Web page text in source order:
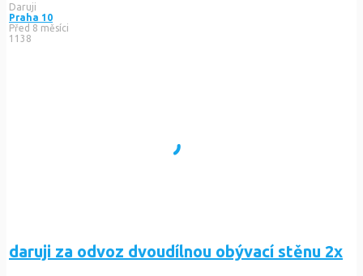
Daruji
Praha 10
Před 8 měsíci
1138
daruji za odvoz dvoudílnou obývací stěnu 2x